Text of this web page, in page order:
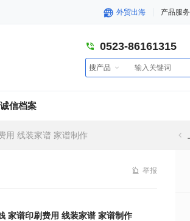
外贸出海 产品服务
0523-86161315
搜产品
诚信档案
用 线装家谱 家谱制作
举报
家谱印刷费用 线装家谱 家谱制作